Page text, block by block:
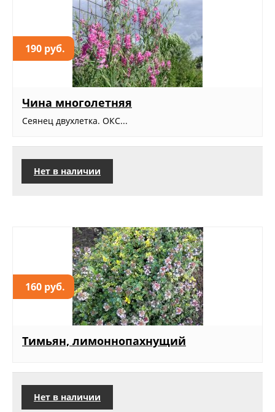
190 руб.
Чина многолетняя
Сеянец двухлетка. ОКС...
Нет в наличии
160 руб.
Тимьян, лимоннопахнущий
Нет в наличии